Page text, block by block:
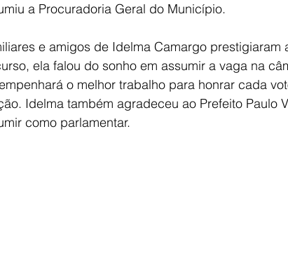
a Procuradoria Geral do Município.
e amigos de Idelma Camargo prestigiaram
ela falou do sonho em assumir a vaga na
o melhor trabalho para honrar cada
Idelma também agradeceu ao Prefeito Paulo
como parlamentar.